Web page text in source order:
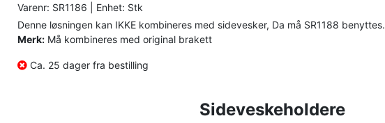
Varenr: SR1186 | Enhet: Stk
Denne løsningen kan IKKE kombineres med sidevesker, Da må SR1188 benyttes.
Merk: Må kombineres med original brakett
Ca. 25 dager fra bestilling
Sideveskeholdere